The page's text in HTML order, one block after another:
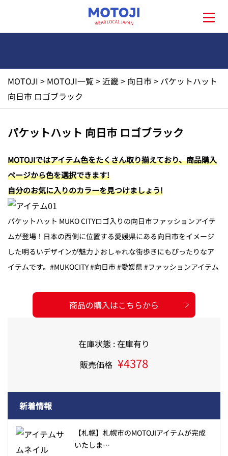
地元一覧
お問い合わせ
MOTOJI > MOTOJI一覧>近畿> 向日市> パケットハット
向日市 ロゴブラック
新着情報
【札幌】札幌市のMOTOJIアイテムが完成
いたしま…
パケットハット 向日市 ロゴブラック
MOTOJIではアイテム色をたくさん取り揃えており、商品購入
ページから色を選択できます!
自分のお気に入りのカラーを見つけましょう!
パケットハット MUKO CITYロゴ入りの向日市ファッションアイテ
ムが登場！日本の西側に位置する愛媛県にある向日市をイメージ
した明るいデザインが魅力♪おしゃれな街歩きにもぴったりなア
イテムです。#MUKOCITY #向日市 #愛媛県 #ファッションアイテム
商品の購入はこちらから
在庫状態 : 在庫有り
販売価格 ¥4378